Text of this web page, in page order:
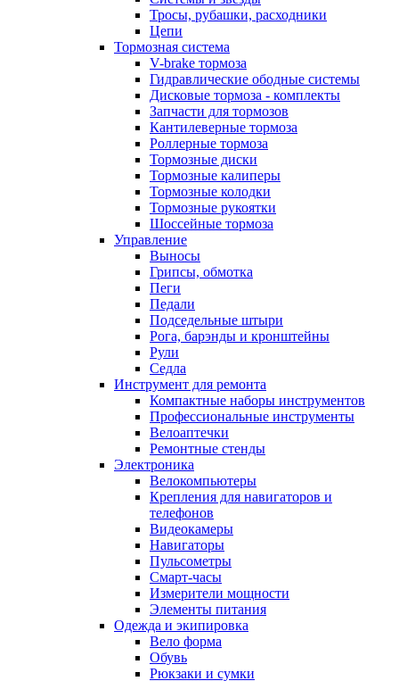
Тросы, рубашки, расходники
Цепи
Тормозная система
V-brake тормоза
Гидравлические ободные системы
Дисковые тормоза - комплекты
Запчасти для тормозов
Кантилеверные тормоза
Роллерные тормоза
Тормозные диски
Тормозные калиперы
Тормозные колодки
Тормозные рукоятки
Шоссейные тормоза
Управление
Выносы
Грипсы, обмотка
Пеги
Педали
Подседельные штыри
Рога, барэнды и кронштейны
Рули
Седла
Инструмент для ремонта
Компактные наборы инструментов
Профессиональные инструменты
Велоаптечки
Ремонтные стенды
Электроника
Велокомпьютеры
Крепления для навигаторов и
телефонов
Видеокамеры
Навигаторы
Пульсометры
Смарт-часы
Измерители мощности
Элементы питания
Одежда и экипировка
Вело форма
Обувь
Рюкзаки и сумки